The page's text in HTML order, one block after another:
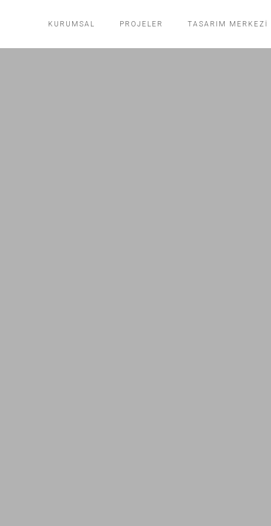
KURUMSAL PROJELER TASARIM MERKEZI